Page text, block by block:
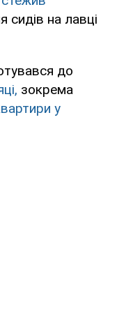
сидів на лавці
до
зокрема
у